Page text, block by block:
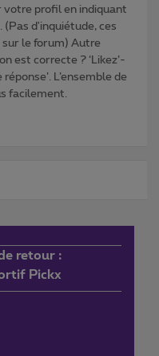
profil en indiquant
d'inquiétude, ces
le forum) Autre
est correcte ? ‘Likez’-
L’ensemble de
facilement.
retour :
Pickx